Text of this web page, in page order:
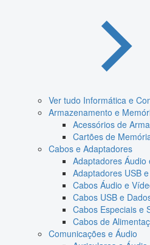
Ver tudo Informática e
Armazenamento e
Acessórios de
Cartões de
Cabos e Adaptadores
Adaptadores Áudio
Adaptadores USB
Cabos Áudio e
Cabos USB e
Cabos Especiais e
Cabos de
Comunicações e Áudio